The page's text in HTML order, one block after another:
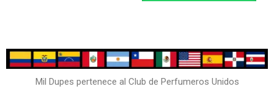
Mil Dupes pertenece al Club de Perfumeros Unidos